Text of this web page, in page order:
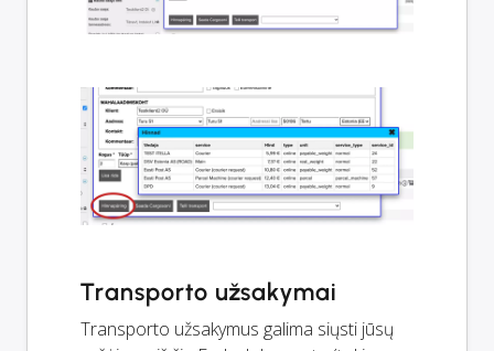
Transporto užsakymai
Transporto užsakymus galima siųsti jūsų